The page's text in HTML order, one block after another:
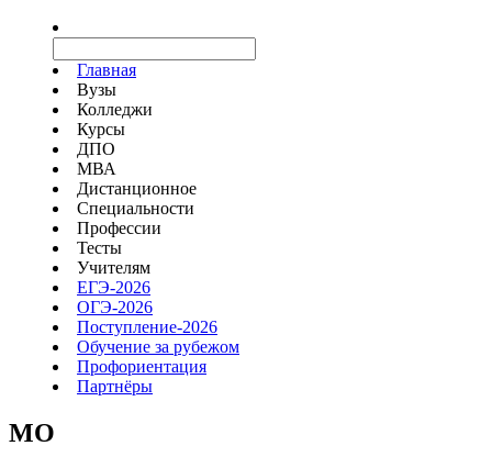
Главная
Вузы
Колледжи
Курсы
ДПО
МВА
Дистанционное
Специальности
Профессии
Тесты
Учителям
ЕГЭ-2026
ОГЭ-2026
Поступление-2026
Обучение за рубежом
Профориентация
Партнёры
MO